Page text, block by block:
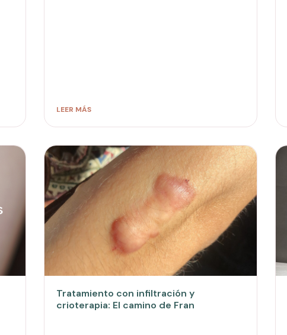
LEER MÁS
Tratamiento con infiltración y
crioterapia: El camino de Fran